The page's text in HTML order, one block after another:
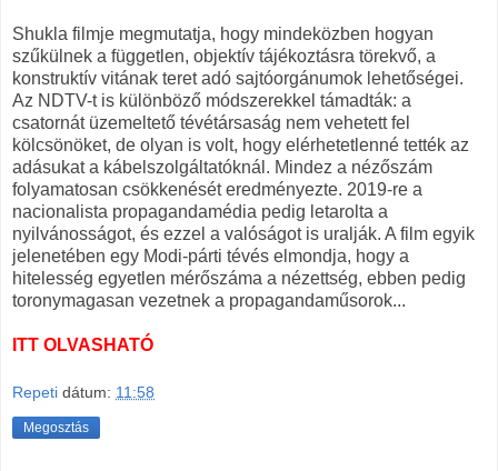
Shukla filmje megmutatja, hogy mindeközben hogyan
szűkülnek a független, objektív tájékoztásra törekvő, a
konstruktív vitának teret adó sajtóorgánumok lehetőségei.
Az NDTV-t is különböző módszerekkel támadták: a
csatornát üzemeltető tévétársaság nem vehetett fel
kölcsönöket, de olyan is volt, hogy elérhetetlenné tették az
adásukat a kábelszolgáltatóknál. Mindez a nézőszám
folyamatosan csökkenését eredményezte. 2019-re a
nacionalista propagandamédia pedig letarolta a
nyilvánosságot, és ezzel a valóságot is uralják. A film egyik
jelenetében egy Modi-párti tévés elmondja, hogy a
hitelesség egyetlen mérőszáma a nézettség, ebben pedig
toronymagasan vezetnek a propagandaműsorok...
ITT OLVASHATÓ
Repeti dátum: 11:58
Megosztás